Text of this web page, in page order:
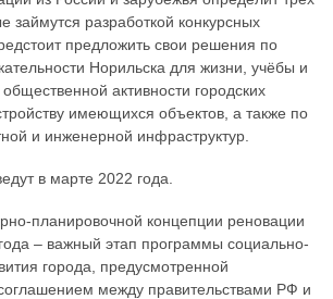
займутся разработкой конкурсных
предложить свои решения по
Норильска для жизни, учёбы и
активности городских
имеющихся объектов, а также по
и инженерной инфраструктур.
в марте 2022 года.
планировочной концепции реновации
– важный этап программы социально-
города, предусмотренной
между правительствами РФ и